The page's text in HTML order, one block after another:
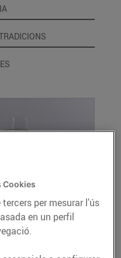
amb cremós de
Cookies
per mesurar l’ús
en un perfil